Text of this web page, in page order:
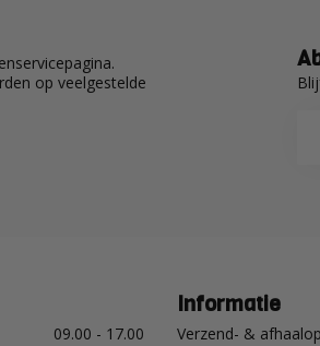
op veelgestelde
09.00 - 17.00
Informatie
Verzend- &